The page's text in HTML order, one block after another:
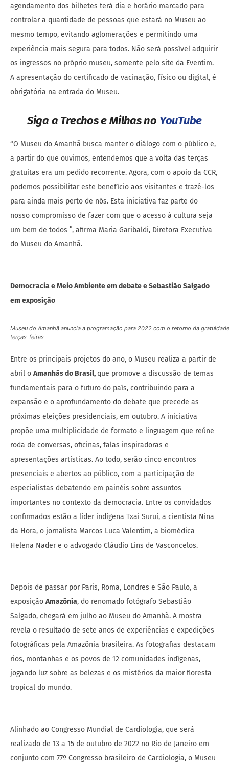
agendamento dos bilhetes terá dia e horário marcado para
controlar a quantidade de pessoas que estará no Museu ao
mesmo tempo, evitando aglomerações e permitindo uma
experiência mais segura para todos. Não será possível adquirir
os ingressos no próprio museu, somente pelo site da Eventim.
A apresentação do certificado de vacinação, físico ou digital, é
obrigatória na entrada do Museu.
Siga a Trechos e Milhas no YouTube
“O Museu do Amanhã busca manter o diálogo com o público e,
a partir do que ouvimos, entendemos que a volta das terças
gratuitas era um pedido recorrente. Agora, com o apoio da CCR,
podemos possibilitar este benefício aos visitantes e trazê-los
para ainda mais perto de nós. Esta iniciativa faz parte do
nosso compromisso de fazer com que o acesso à cultura seja
um bem de todos ”, afirma Maria Garibaldi, Diretora Executiva
do Museu do Amanhã.
Democracia e Meio Ambiente em debate e Sebastião Salgado
em exposição
Museu do Amanhã anuncia a programação para 2022 com o retorno da
terças-feiras
Entre os principais projetos do ano, o Museu realiza a partir de
abril o Amanhãs do Brasil, que promove a discussão de temas
fundamentais para o futuro do país, contribuindo para a
expansão e o aprofundamento do debate que precede as
próximas eleições presidenciais, em outubro. A iniciativa
propõe uma multiplicidade de formato e linguagem que reúne
roda de conversas, oficinas, falas inspiradoras e
apresentações artísticas. Ao todo, serão cinco encontros
presenciais e abertos ao público, com a participação de
especialistas debatendo em painéis sobre assuntos
importantes no contexto da democracia. Entre os convidados
confirmados estão a líder indígena Txai Suruí, a cientista Nina
da Hora, o jornalista Marcos Luca Valentim, a biomédica
Helena Nader e o advogado Cláudio Lins de Vasconcelos.
Depois de passar por Paris, Roma, Londres e São Paulo, a
exposição Amazônia, do renomado fotógrafo Sebastião
Salgado, chegará em julho ao Museu do Amanhã. A mostra
revela o resultado de sete anos de experiências e expedições
fotográficas pela Amazônia brasileira. As fotografias destacam
rios, montanhas e os povos de 12 comunidades indígenas,
jogando luz sobre as belezas e os mistérios da maior floresta
tropical do mundo.
Alinhado ao Congresso Mundial de Cardiologia, que será
realizado de 13 a 15 de outubro de 2022 no Rio de Janeiro em
conjunto com 77º Congresso brasileiro de Cardiologia, o Museu